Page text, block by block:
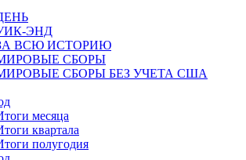
ЭНД
ВСЮ ИСТОРИЮ
СБОРЫ
СБОРЫ БЕЗ УЧЕТА США
месяца
квартала
полугодия